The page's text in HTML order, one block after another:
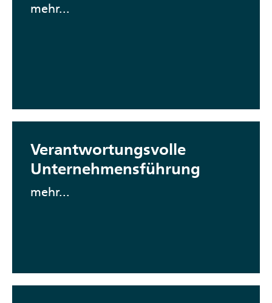
mehr...
Verantwortungsvolle
Unternehmensführung
mehr...